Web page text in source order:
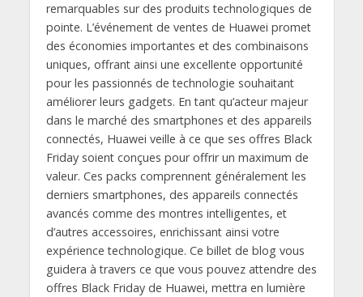
remarquables sur des produits technologiques de
pointe. L’événement de ventes de Huawei promet
des économies importantes et des combinaisons
uniques, offrant ainsi une excellente opportunité
pour les passionnés de technologie souhaitant
améliorer leurs gadgets. En tant qu’acteur majeur
dans le marché des smartphones et des appareils
connectés, Huawei veille à ce que ses offres Black
Friday soient conçues pour offrir un maximum de
valeur. Ces packs comprennent généralement les
derniers smartphones, des appareils connectés
avancés comme des montres intelligentes, et
d’autres accessoires, enrichissant ainsi votre
expérience technologique. Ce billet de blog vous
guidera à travers ce que vous pouvez attendre des
offres Black Friday de Huawei, mettra en lumière